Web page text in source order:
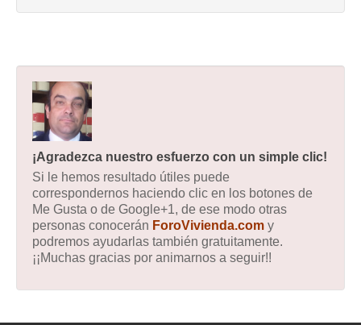
¡Agradezca nuestro esfuerzo con un simple clic!
Si le hemos resultado útiles puede
correspondernos haciendo clic en los botones de
Me Gusta o de Google+1, de ese modo otras
personas conocerán ForoVivienda.com y
podremos ayudarlas también gratuitamente.
¡¡Muchas gracias por animarnos a seguir!!